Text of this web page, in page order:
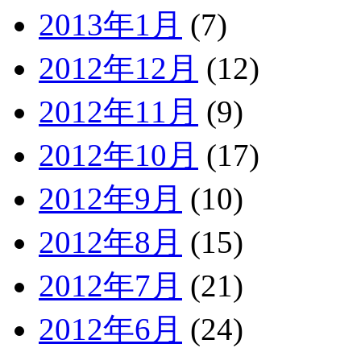
2013年1月 (7)
2012年12月 (12)
2012年11月 (9)
2012年10月 (17)
2012年9月 (10)
2012年8月 (15)
2012年7月 (21)
2012年6月 (24)